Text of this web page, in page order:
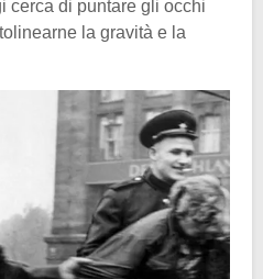
cerca di puntare gli occhi
la gravità e la